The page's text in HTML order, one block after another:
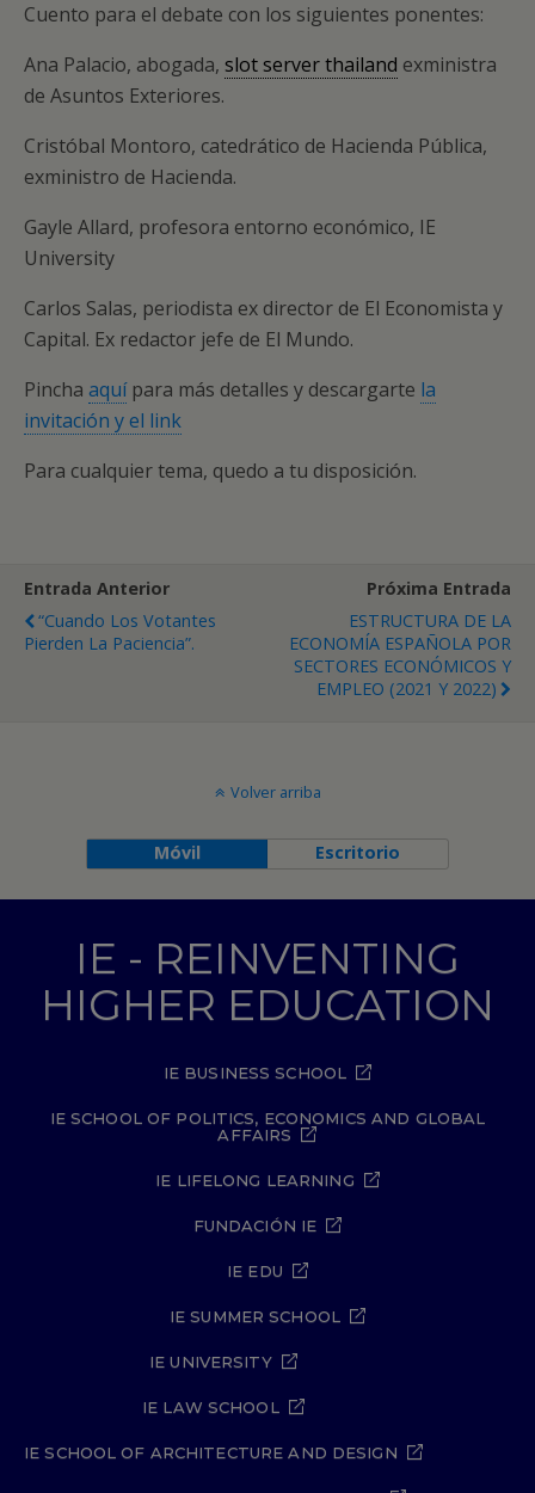
Cuento para el debate con los siguientes ponentes:
Ana Palacio, abogada, slot server thailand exministra
de Asuntos Exteriores.
Cristóbal Montoro, catedrático de Hacienda Pública,
exministro de Hacienda.
Gayle Allard, profesora entorno económico, IE
University
Carlos Salas, periodista ex director de El Economista y
Capital. Ex redactor jefe de El Mundo.
Pincha aquípara más detalles y descargarte la
invitación y el link
Para cualquier tema, quedo a tu disposición.
Entrada Anterior
“Cuando Los Votantes
Pierden La Paciencia”.
Próxima Entrada
ESTRUCTURA DE LA
ECONOMÍA ESPAÑOLA POR
SECTORES ECONÓMICOS Y
EMPLEO (2021 Y 2022)
Volver arriba
Móvil Escritorio
IE - REINVENTING
HIGHER EDUCATION
IE BUSINESS SCHOOL
IE SCHOOL OF POLITICS, ECONOMICS AND GLOBAL
AFFAIRS
IE LIFELONG LEARNING
FUNDACIÓN IE
IE EDU
IE SUMMER SCHOOL
IE UNIVERSITY
IE LAW SCHOOL
IE SCHOOL OF ARCHITECTURE AND DESIGN